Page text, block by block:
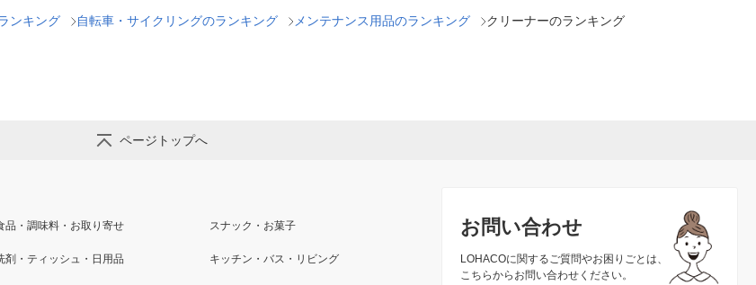
ンキング 自転車・サイクリングのランキング メンテナンス用品のランキング クリーナーのランキング
ページトップへ
お問い合わせ
LOHACOに関するご質問やお困りごとは、
こちらからお問い合わせください。
品・調味料・お取り寄せ スナック・お菓子
剤・ティッシュ・日用品 キッチン・バス・リビング